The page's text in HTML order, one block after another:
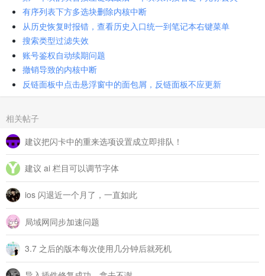
有序列表下方多选块删除内核中断
从历史恢复时报错，查看历史入口统一到笔记本右键菜单
搜索类型过滤失效
账号鉴权自动续期问题
撤销导致的内核中断
反链面板中点击悬浮窗中的面包屑，反链面板不应更新
相关帖子
建议把闪卡中的重来选项设置成立即排队！
建议 ai 栏目可以调节字体
ios 闪退近一个月了，一直如此
局域网同步加速问题
3.7 之后的版本每次使用几分钟后就死机